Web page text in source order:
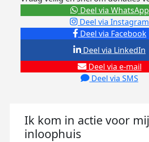
Deel via Facebook
Deel via Instagram
Deel via e-mail
Deel via SMS
Deel via LinkedIn
Deel via WhatsApp
Ik kom in actie voor
inloophuis